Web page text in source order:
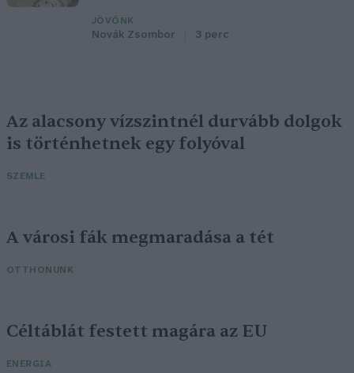
JÖVŐNK
Novák Zsombor 3 perc
Az alacsony vízszintnél durvább dolgok
is történhetnek egy folyóval
SZEMLE
A városi fák megmaradása a tét
OTTHONUNK
Céltáblát festett magára az EU
ENERGIA